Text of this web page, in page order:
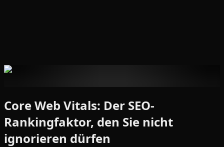
Core Web Vitals: Der SEO-
Rankingfaktor, den Sie nicht
ignorieren dürfen